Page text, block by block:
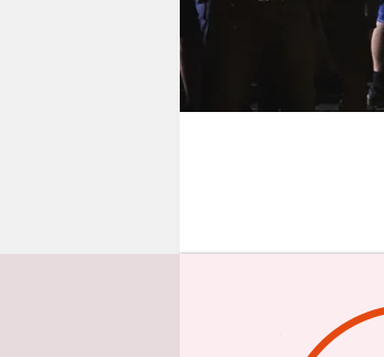
unterstützen
genossenschaft